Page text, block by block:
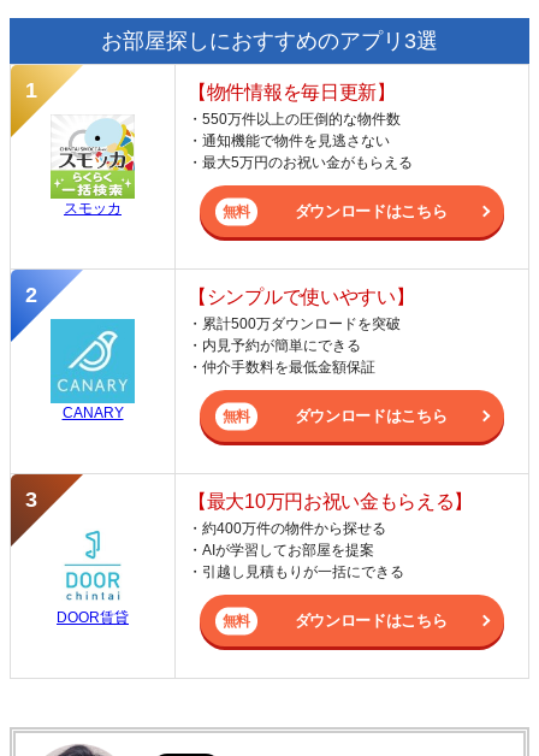
お部屋探しにおすすめのアプリ3選
スモッカ
【物件情報を毎日更新】
・550万件以上の圧倒的な物件数
・通知機能で物件を見逃さない
・最大5万円のお祝い金がもらえる
ダウンロードはこちら
CANARY
【シンプルで使いやすい】
・累計500万ダウンロードを突破
・内見予約が簡単にできる
・仲介手数料を最低金額保証
ダウンロードはこちら
DOOR賃貸
【最大10万円お祝い金もらえる】
・約400万件の物件から探せる
・AIが学習してお部屋を提案
・引越し見積もりが一括にできる
ダウンロードはこちら